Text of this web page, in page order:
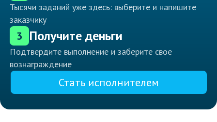
Тысячи заданий уже здесь: выберите и напишите
заказчику
3 Получите деньги
Подтвердите выполнение и заберите свое
вознаграждение
Стать исполнителем